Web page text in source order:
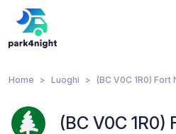
Home Luoghi (BC V0C 1R0) Fort
(BC V0C 1R0)